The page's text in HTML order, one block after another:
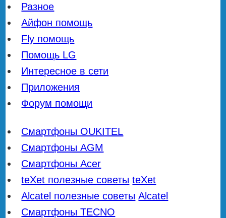
Разное
Айфон помощь
Fly помощь
Помощь LG
Интересное в сети
Приложения
Форум помощи
Смартфоны OUKITEL
Смартфоны AGM
Смартфоны Acer
teXet полезные советы teXet
Alcatel полезные советы Alcatel
Смартфоны TECNO